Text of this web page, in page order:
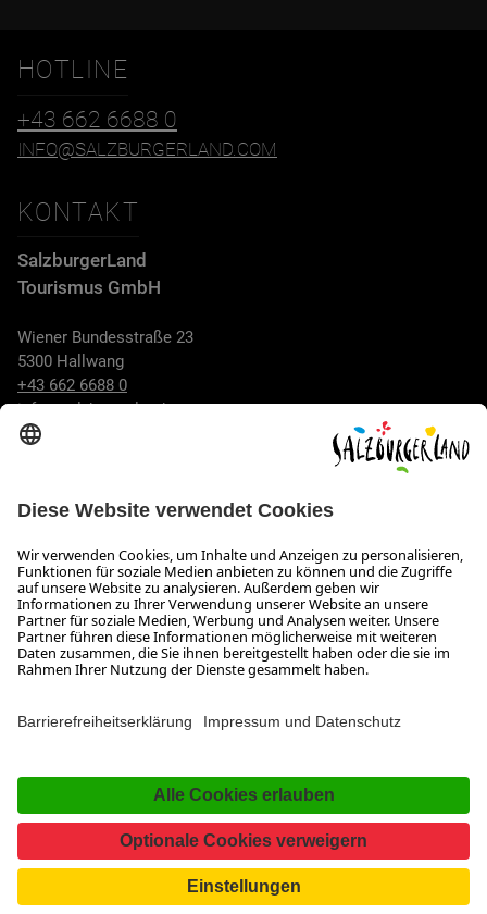
HOTLINE
+43 662 6688 0
INFO@SALZBURGERLAND.COM
KONTAKT
SalzburgerLand
Tourismus GmbH
Wiener Bundesstraße 23
5300 Hallwang
+43 662 6688 0
info@salzburgerland.com
Wir freuen uns auf Ihre Anfrage!
Gerne stehen wir Ihnen von Montag bis Donnerstag von 08:00
bis 17:30 Uhr und am Freitag von 08:00 bis 17:00 Uhr zur
Verfügung.
Das Unternehmen Jobs Meeting- und Kongresslocations
FacebookYouTubeSalzburgerLand
Magazin
Instagram
TikTokPinterestLinkedIn